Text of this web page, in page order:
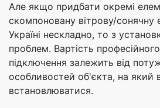
Але якщо придбати окремі
скомпоновану вітрову/сонячну
Україні нескладно, то з
проблем. Вартість
підключення залежить від
особливостей об'єкта, на який
встановлюватися.